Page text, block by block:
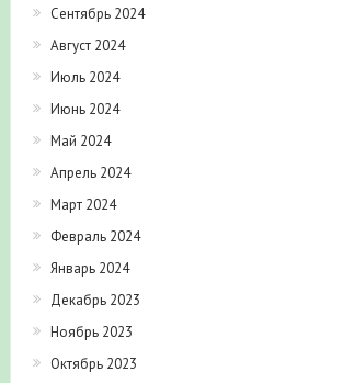
Сентябрь 2024
Август 2024
Июль 2024
Июнь 2024
Май 2024
Апрель 2024
Март 2024
Февраль 2024
Январь 2024
Декабрь 2023
Ноябрь 2023
Октябрь 2023